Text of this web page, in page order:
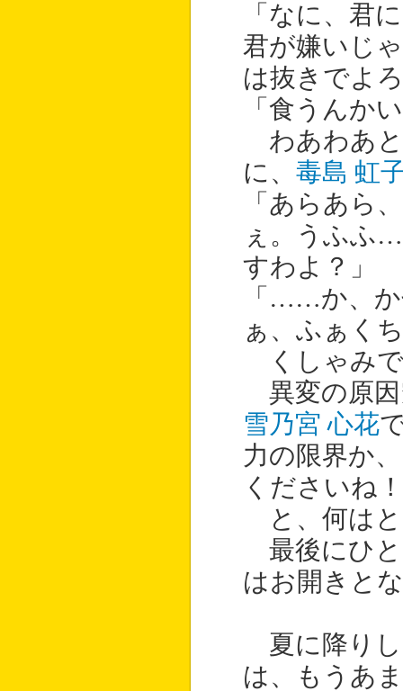
「なに、君
君が嫌いじ
は抜きでよ
「食うんか
わあわあと
に、 毒島 虹
「あらあら
ぇ。うふふ
すわよ？」
「……か、
ぁ、ふぁく
くしゃみ
異変の原因
雪乃宮 心花
力の限界か
くださいね！
と、何は
最後にひと
はお開きと
夏に降りし
は、もうあ